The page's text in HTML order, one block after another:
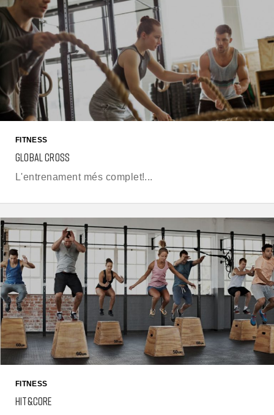
FITNESS
GLOBAL CROSS
L'entrenament més complet!...
FITNESS
HIT&CORE